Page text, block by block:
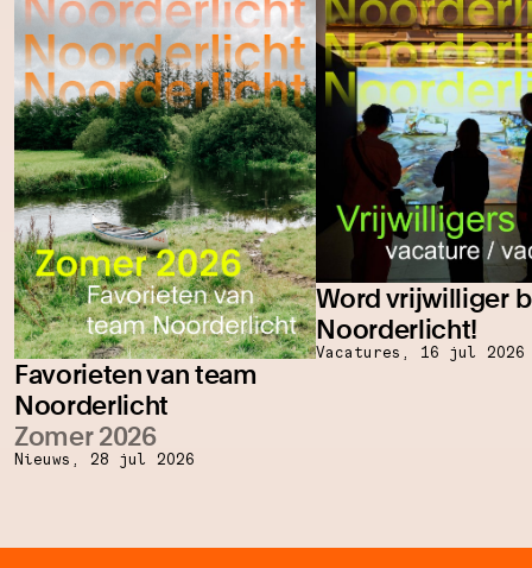
Favorieten van team
Noorderlicht
Zomer 2026
Nieuws, 28 jul 2026
Word vrijwilliger
Noorderlicht!
Vacatures, 16 jul 2026